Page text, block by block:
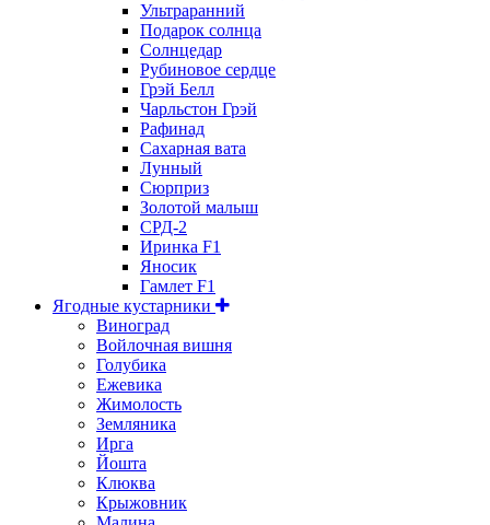
Ультраранний
Подарок солнца
Солнцедар
Рубиновое сердце
Грэй Белл
Чарльстон Грэй
Рафинад
Сахарная вата
Лунный
Сюрприз
Золотой малыш
СРД-2
Иринка F1
Яносик
Гамлет F1
Ягодные кустарники
Виноград
Войлочная вишня
Голубика
Ежевика
Жимолость
Земляника
Ирга
Йошта
Клюква
Крыжовник